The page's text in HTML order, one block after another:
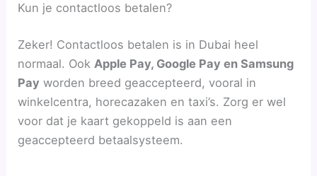
Kun je contactloos betalen?
Zeker! Contactloos betalen is in Dubai heel
normaal. OokApple Pay, Google Pay en Samsung
Pay worden breed geaccepteerd, vooral in
winkelcentra, horecazaken en taxi’s. Zorg er wel
voor dat je kaart gekoppeld is aan een
geaccepteerd betaalsysteem.